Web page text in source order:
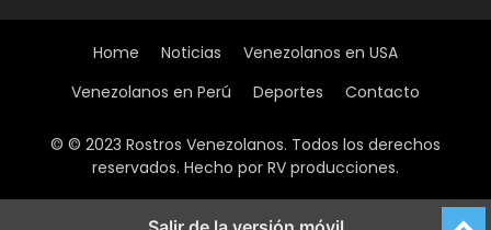
Home Noticias
Venezolanos en USA
Venezolanos en Perú
Deportes Contacto
© © 2023 Rostros Venezolanos. Todos los derechos
reservados. Hecho por RV producciones.